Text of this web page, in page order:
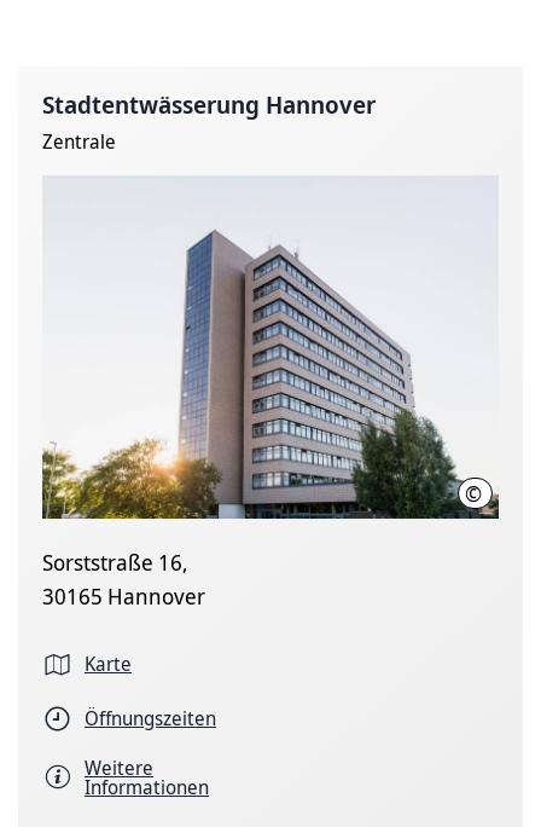
Stadtentwässerung Hannover
Zentrale
© SEH
Sorststraße 16,
30165 Hannover
Karte
Öffnungszeiten
Weitere
Informationen